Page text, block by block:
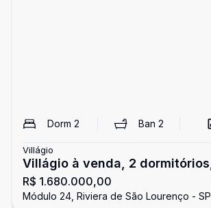
Dorm 2 Ban2
Villágio
Villágio à venda, 2 dormitórios,
Riviera de São Lourenço
R$ 1.680.000,00
Módulo 24, Riviera de São Lourenço - SP